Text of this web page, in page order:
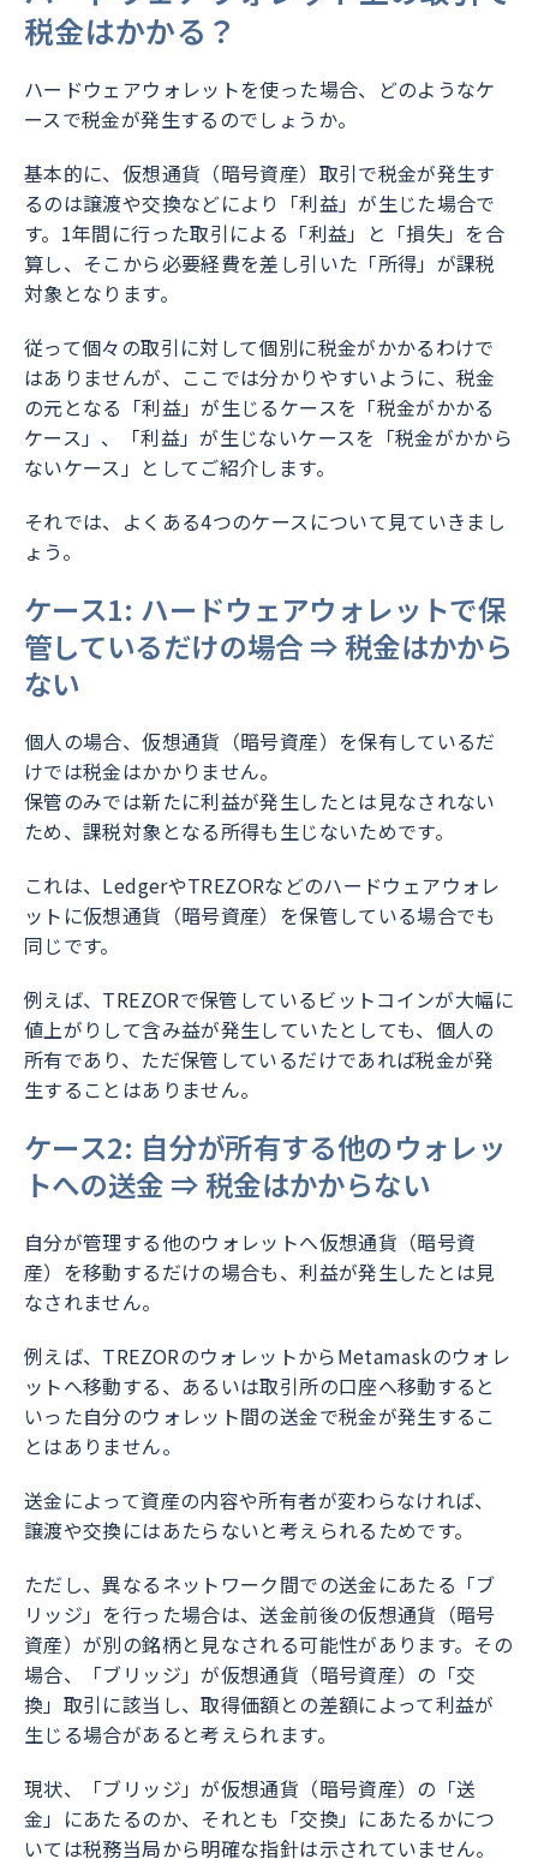
税金はかかる？
ハードウェアウォレットを使った場合、どのようなケ
ースで税金が発生するのでしょうか。
基本的に、仮想通貨（暗号資産）取引で税金が発生す
るのは譲渡や交換などにより「利益」が生じた場合で
す。1年間に行った取引による「利益」と「損失」を合
算し、そこから必要経費を差し引いた「所得」が課税
対象となります。
従って個々の取引に対して個別に税金がかかるわけで
はありませんが、ここでは分かりやすいように、税金
の元となる「利益」が生じるケースを「税金がかかる
ケース」、「利益」が生じないケースを「税金がかから
ないケース」としてご紹介します。
それでは、よくある4つのケースについて見ていきまし
ょう。
ケース1: ハードウェアウォレットで保
管しているだけの場合 ⇒ 税金はかから
ない
個人の場合、仮想通貨（暗号資産）を保有しているだ
けでは税金はかかりません。
保管のみでは新たに利益が発生したとは見なされない
ため、課税対象となる所得も生じないためです。
これは、LedgerやTREZORなどのハードウェアウォレ
ットに仮想通貨（暗号資産）を保管している場合でも
同じです。
例えば、TREZORで保管しているビットコインが大幅に
値上がりして含み益が発生していたとしても、個人の
所有であり、ただ保管しているだけであれば税金が発
生することはありません。
ケース2: 自分が所有する他のウォレッ
トへの送金 ⇒ 税金はかからない
自分が管理する他のウォレットへ仮想通貨（暗号資
産）を移動するだけの場合も、利益が発生したとは見
なされません。
例えば、TREZORのウォレットからMetamaskのウォレ
ットへ移動する、あるいは取引所の口座へ移動すると
いった自分のウォレット間の送金で税金が発生するこ
とはありません。
送金によって資産の内容や所有者が変わらなければ、
譲渡や交換にはあたらないと考えられるためです。
ただし、異なるネットワーク間での送金にあたる「ブ
リッジ」を行った場合は、送金前後の仮想通貨（暗号
資産）が別の銘柄と見なされる可能性があります。その
場合、「ブリッジ」が仮想通貨（暗号資産）の「交
換」取引に該当し、取得価額との差額によって利益が
生じる場合があると考えられます。
現状、「ブリッジ」が仮想通貨（暗号資産）の「送
金」にあたるのか、それとも「交換」にあたるかにつ
いては税務当局から明確な指針は示されていません。